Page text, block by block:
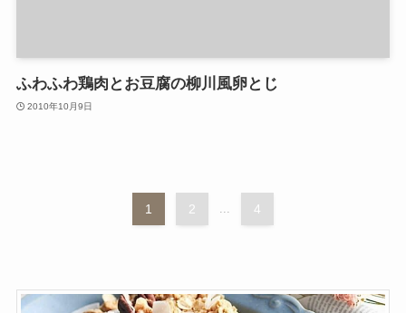
ふわふわ鶏肉とお豆腐の柳川風卵とじ
2010年10月9日
1 2 ... 4